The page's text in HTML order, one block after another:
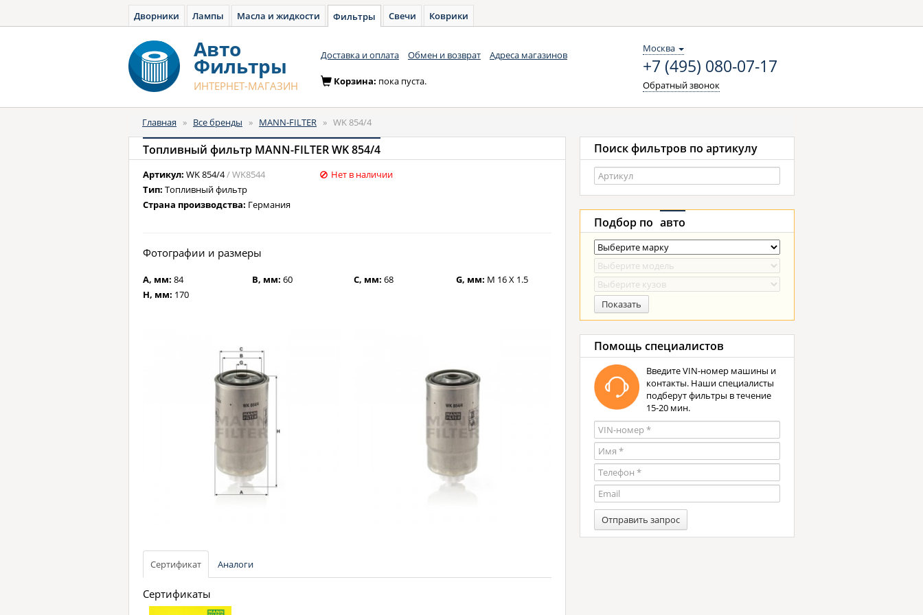
Дворники Лампы Масла и жидкости Фильтры Свечи Коврики
Авто
Фильтры
ИНТЕРНЕТ-МАГАЗИН
Доставка и оплата Обмен и возврат Адреса магазинов
Москва
+7 (495) 080-07-17
Обратный звонок
Корзина: пока пуста.
Главная » Все бренды » MANN-FILTER » WK 854/4
Топливный фильтр MANN-FILTER WK 854/4
Артикул: WK 854/4/ WK8544
Тип: Топливный фильтр
Страна производства: Германия
Нет в наличии
Фотографии и размеры
A, мм: 84 B, мм: 60 C, мм:68 G, мм: M 16 X 1.5
H, мм: 170
Сертификат Аналоги
Сертификаты
Поиск фильтров по артикулу
Подбор по авто
Показать
Помощь специалистов
Введите VIN-номер машины и
контакты. Наши специалисты
подберут фильтры в течение
15-20 мин.
Отправить запрос